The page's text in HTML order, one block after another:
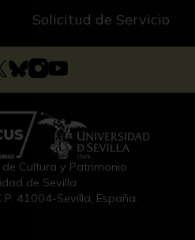
Solicitud de Servicio
Cultura y Patrimonio
de Sevilla
41004-Sevilla, España.